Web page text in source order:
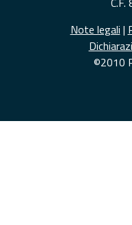
Note legali |
©2010